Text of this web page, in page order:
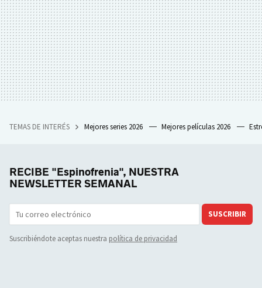
TEMAS DE INTERÉS Mejores series 2026 Mejores películas 2026
RECIBE "Espinofrenia", NUESTRA
NEWSLETTER SEMANAL
SUSCRIBIR
Suscribiéndote aceptas nuestra política de privacidad